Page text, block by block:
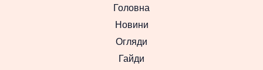
Головна
Новини
Огляди
Гайди